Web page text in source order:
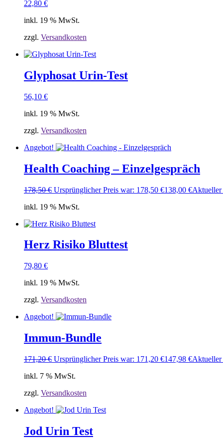
22,80 €
inkl. 19 % MwSt.
zzgl. Versandkosten
Glyphosat Urin-Test
56,10 €
inkl. 19 % MwSt.
zzgl. Versandkosten
Angebot!
Health Coaching – Einzelgespräch
178,50€ Ursprünglicher Preis war: 178,50 €138,00 €Aktueller
inkl. 19 % MwSt.
Herz Risiko Bluttest
79,80 €
inkl. 19 % MwSt.
zzgl. Versandkosten
Angebot!
Immun-Bundle
171,20€ Ursprünglicher Preis war: 171,20 €147,98 €Aktueller
inkl. 7 % MwSt.
zzgl. Versandkosten
Angebot!
Jod Urin Test